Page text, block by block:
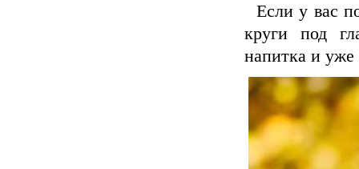
Если у вас
круги под
напитка и уже